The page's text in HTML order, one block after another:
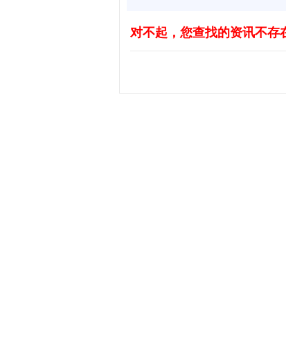
对不起，您查找的资讯不存